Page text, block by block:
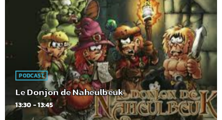
PODCAST
Le Donjon de Naheulbeuk
13:30 - 13:45